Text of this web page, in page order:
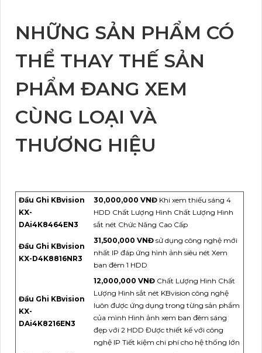
NHỮNG SẢN PHẨM CÓ
THỂ THAY THẾ SẢN
PHẨM ĐANG XEM
CÙNG LOẠI VÀ
THƯƠNG HIỆU
Đầu Ghi KBvision
KX-
DAi4K8464EN3
30,000,000 VNĐ Khi xem thiếu sáng 4
HDD Chất Lượng Hình Chất Lượng Hình
sắt nét Chức Năng Cao Cấp
Đầu Ghi KBvision
KX-D4K8816NR3
31,500,000 VNĐ sử dụng công nghệ mới
nhất IP đáp ứng hình ảnh siêu nét Xem
ban đêm 1 HDD
Đầu Ghi KBvision
KX-
DAi4K8216EN3
12,000,000 VNĐ Chất Lượng Hình Chất
Lượng Hình sắt nét KBvision công nghệ
luôn được ứng dụng trong từng sản phẩm
của mình Hình ảnh xem ban đêm sáng
đẹp với 2 HDD Được thiết kế với công
nghệ IP Tiết kiệm chi phí cho hệ thống lớn